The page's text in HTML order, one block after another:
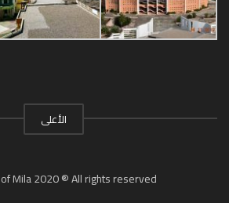
الأعلى
Mila 2020 ® All rights reserved